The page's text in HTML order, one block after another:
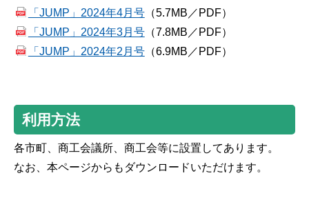
「JUMP」2024年4月号（5.7MB／PDF）
「JUMP」2024年3月号（7.8MB／PDF）
「JUMP」2024年2月号（6.9MB／PDF）
利用方法
各市町、商工会議所、商工会等に設置してあります。
なお、本ページからもダウンロードいただけます。